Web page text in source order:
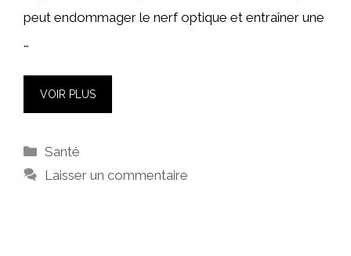
peut endommager le nerf optique et entraîner une
…
VOIR PLUS
Catégories
Santé
Laisser un commentaire